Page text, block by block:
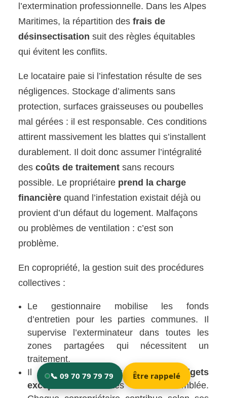
l’extermination professionnelle. Dans les Alpes
Maritimes, la répartition desfrais de
désinsectisation suit des règles équitables
qui évitent les conflits.
Le locataire paie si l’infestation résulte de ses
négligences. Stockage d’aliments sans
protection, surfaces graisseuses ou poubelles
mal gérées : il est responsable. Ces conditions
attirent massivement les blattes qui s’installent
durablement. Il doit donc assumer l’intégralité
descoûts de traitement sans recours
possible. Le propriétaire prend la charge
financière quand l’infestation existait déjà ou
provient d’un défaut du logement. Malfaçons
ou problèmes de ventilation : c’est son
problème.
En copropriété, la gestion suit des procédures
collectives :
Le gestionnaire mobilise les fonds
d’entretien pour les parties communes. Il
supervise l’exterminateur dans toutes les
zones partagées qui nécessitent un
traitement.
Il peut proposer des budgets
exceptionnels
votés en assemblée.